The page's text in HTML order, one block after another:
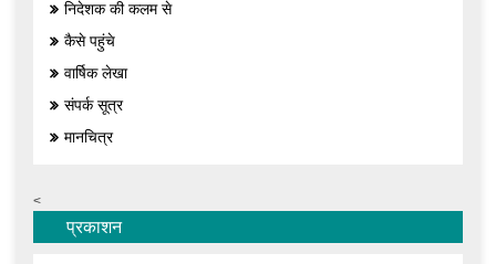
निदेशक की कलम से
कैसे पहुंचे
वार्षिक लेखा
संपर्क सूत्र
मानचित्र
<
प्रकाशन